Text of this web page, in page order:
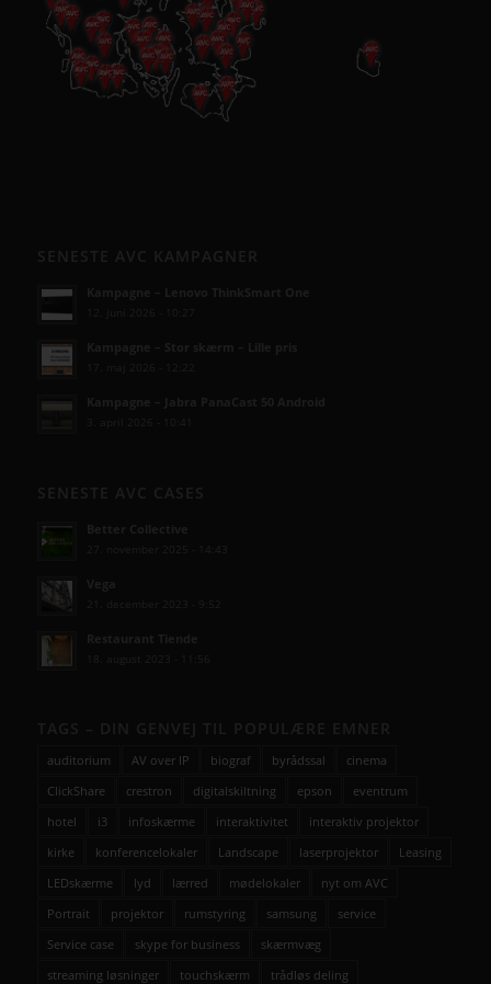
auditorium AV over IP biograf byrådssal
cinema
ClickShare
crestron digitalskiltning epson
eventrum
hotel
i3 infoskærme interaktivitet
interaktiv projektor
kirke
konferencelokaler Landscape laserprojektor
Leasing
LEDskærme
lyd lærred mødelokaler
nyt om AVC
Portrait
projektor rumstyring samsung
service
Service case
skype for business
skærmvæg
streaming løsninger
touchskærm
trådløs deling